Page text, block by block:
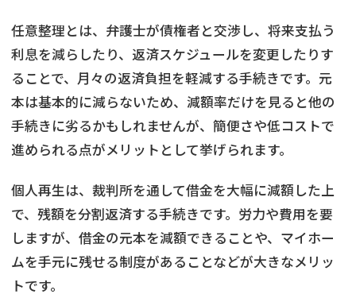
任意整理とは、弁護士が債権者と交渉し、将来支払う
利息を減らしたり、返済スケジュールを変更したりす
ることで、月々の返済負担を軽減する手続きです。元
本は基本的に減らないため、減額率だけを見ると他の
手続きに劣るかもしれませんが、簡便さや低コストで
進められる点がメリットとして挙げられます。
個人再生は、裁判所を通して借金を大幅に減額した上
で、残額を分割返済する手続きです。労力や費用を要
しますが、借金の元本を減額できることや、マイホー
ムを手元に残せる制度があることなどが大きなメリッ
トです。